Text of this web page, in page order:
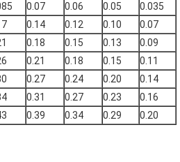
0.07 0.06 0.05
0.035
0.14 0.12 0.10
0.07
0.18 0.15 0.13
0.09
0.21 0.18 0.15
0.11
0.27 0.24 0.20
0.14
0.31 0.27 0.23
0.16
0.39 0.34 0.29 0.20